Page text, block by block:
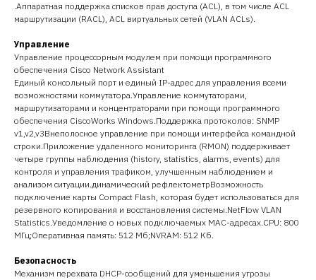
.Аппаратная поддержка списков прав доступа (ACL), в том числе ACL
маршрутизации (RACL), ACL виртуальных сетей (VLAN ACLs).
Управление
Управление процессорным модулем при помощи программного
обеспечения Cisco Network Assistant
Единый консольный порт и единый IP-адрес для управления всеми
возможностями коммутатора.Управление коммутаторами,
маршрутизаторами и концентраторами при помощи программного
обеспечения CiscoWorks Windows.Поддержка протоколов: SNMP
v1,v2,v3Внеполосное управление при помощи интерфейса командной
строки.Приложение удаленного мониторинга (RMON) поддерживает
четыре группы наблюдения (history, statistics, alarms, events) для
контроля и управления трафиком, улучшенным наблюдением и
анализом ситуации.динамический рефлектометрВозможность
подключение карты Compact Flash, которая будет использоваться для
резервного копирования и восстановления системы.NetFlow VLAN
Statistics.Уведомление о новых подключаемых MAC-адресах.CPU: 800
МГц;Оперативная память: 512 Мб;NVRAM: 512 Кб.
Безопасность
Механизм перехвата DHCP-сообщений для уменьшения угрозы